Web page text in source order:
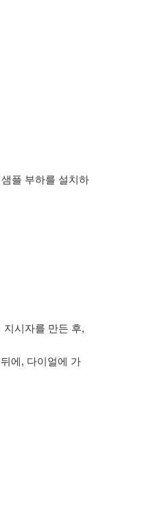
플 부하를 설치하
시자를 만든 후,
에, 다이얼에 가